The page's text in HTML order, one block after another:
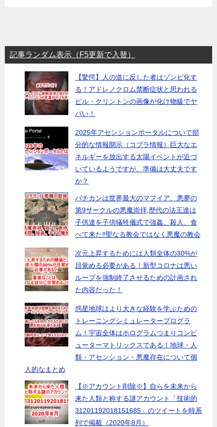
記事ランダム表示（F5更新で入替）
【驚愕】人の道に反した者はゾンビ化す
る！アドレノクロム禁断症状と思われる
ビル・クリントンの画像が化け物級でヤ
バい！
2025年アセンションポータルについて部
分的な情報開示（コブラ情報）巨大なエ
ネルギーを放出する太陽イベントが近づ
いているようですが、準備は大丈夫です
か？
バチカンは世界最大のマフイア、悪夢の
第9サークルの悪魔崇拝,歴代の法王達は
子供達を子供犠牲儀式で強姦、殺人、食
べて来た‼︎聖なる教会ではなく悪魔の教会
次元上昇するためには人類全体の30%が
目覚める必要がある！新型コロナは悪い
ループを強制終了させるための計画され
た内容だった！
惑星地球はより大きな経験を学ぶための
トレーニングシミュレータープログラ
ム！宇宙全体はホログラムつまりコンピ
ューターマトリックスである！地球・人
類・アセンション・悪魔存在について個
人的なまとめ
【※アカウント削除※】自らを未来から
来た人類と称する謎アカウント「技術的
31201192018151685」のツイートを時系
列で掲載（2020年8月）